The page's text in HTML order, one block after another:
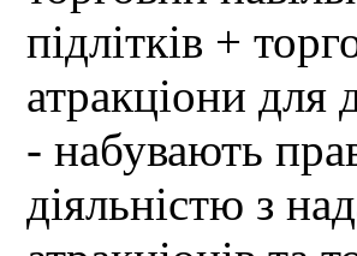
підлітків +
атракціони для
- набувають
діяльністю з